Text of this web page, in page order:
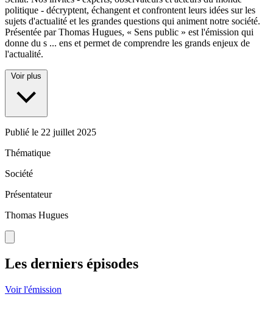
politique - décryptent, échangent et confrontent leurs idées sur les
sujets d'actualité et les grandes questions qui animent notre société.
Présentée par Thomas Hugues, « Sens public » est l'émission qui
donne du s ... ens et permet de comprendre les grands enjeux de
l'actualité.
Voir plus
Publié le 22 juillet 2025
Thématique
Société
Présentateur
Thomas Hugues
Les derniers épisodes
Voir l'émission